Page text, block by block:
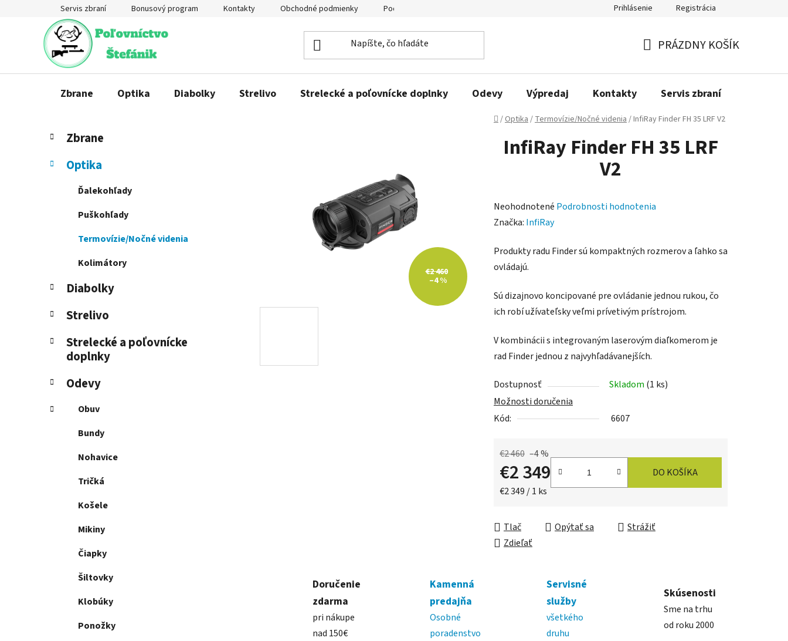
Servis zbraní Bonusový program Kontakty Obchodné podmienky Podmienky ochrany osobných údajov Prihlásenie Registrácia
KOŠÍK
PRÁZDNY KOŠÍK
Zbrane Optika Diabolky Strelivo Strelecké a poľovnícke doplnky Odevy Výpredaj Kontakty Servis zbraní
Domov
/Optika/Termovízie/Nočné videnia/InfiRay Finder FH 35 LRF V2
B
č
Preskočiť
kategórie
K
a
t
e
Zbrane
Optika
Ďalekohľady
Puškohľady
Termovízie/Nočné videnia
Kolimátory
Diabolky
Strelivo
Strelecké a poľovnícke
doplnky
Odevy
Obuv
Bundy
Nohavice
Tričká
Košele
Mikiny
Čiapky
Šiltovky
Klobúky
Ponožky
InfiRay Finder FH 35 LRF
V2
Priemerné
hodnotenie
je
0,0
5
hviezdičiek.
Neohodnotené Podrobnosti hodnotenia
Značka: InfiRay
Produkty radu Finder sú kompaktných rozmerov a ľahko sa
ovládajú.
Sú dizajnovo koncipované pre ovládanie jednou rukou, čo
ich robí užívateľsky veľmi prívetivým prístrojom.
V kombinácii s integrovaným laserovým diaľkomerom je
rad Finder jednou z najvyhľadávanejších.
Dostupnosť Skladom (1 ks)
Možnosti doručenia
Kód:
6607
€2 460 –4 %
€2 349
Jednotková cena:
€2 349 / 1 ks
DO KOŠÍKA
Tlač Opýtať sa
Strážiť
Zdieľať
€2 460
–4 %
Doručenie
zdarma
pri nákupe
nad 150€
Kamenná
predajňa
Osobné
poradenstvo
Servisné
služby
všetkého
druhu
Skúsenosti
Sme na trhu
od roku 2000